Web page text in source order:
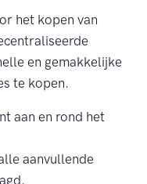
het kopen van
en gemakkelijke
te kopen.
aan en rond het
aanvullende